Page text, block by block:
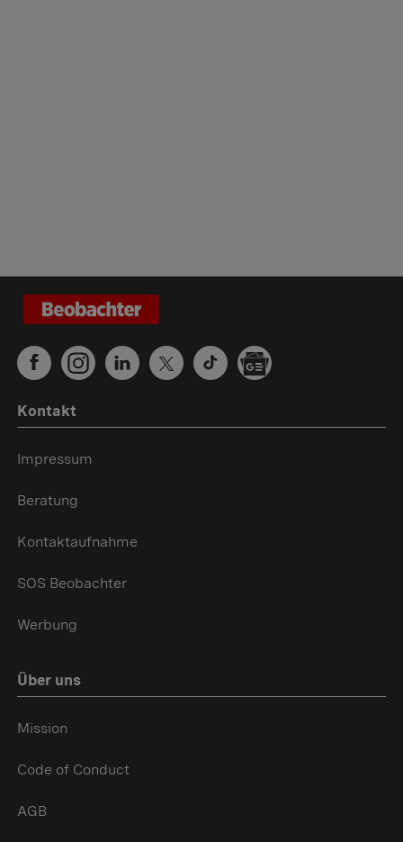
Kontakt
Impressum
Beratung
Kontaktaufnahme
SOS Beobachter
Werbung
Über uns
Mission
Code of Conduct
AGB